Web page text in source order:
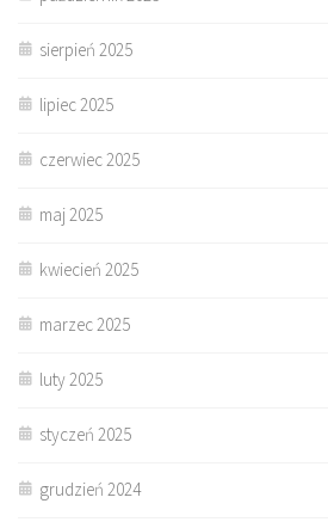
sierpień 2025
lipiec 2025
czerwiec 2025
maj 2025
kwiecień 2025
marzec 2025
luty 2025
styczeń 2025
grudzień 2024